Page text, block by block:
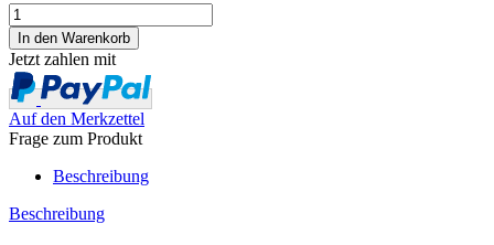
Jetzt zahlen mit
Auf den Merkzettel
Frage zum Produkt
Beschreibung
Beschreibung